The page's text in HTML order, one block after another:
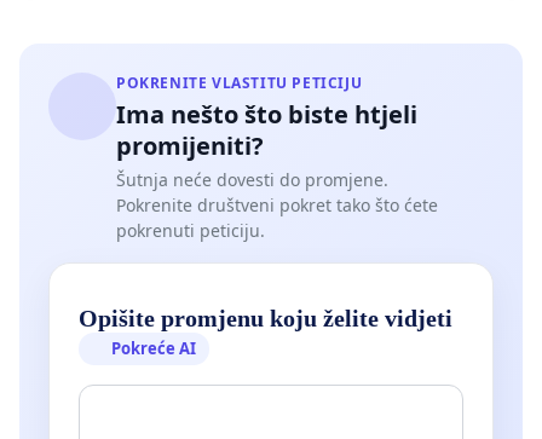
POKRENITE VLASTITU PETICIJU
Ima nešto što biste htjeli
promijeniti?
Šutnja neće dovesti do promjene.
Pokrenite društveni pokret tako što ćete
pokrenuti peticiju.
Opišite promjenu koju želite vidjeti
Pokreće AI